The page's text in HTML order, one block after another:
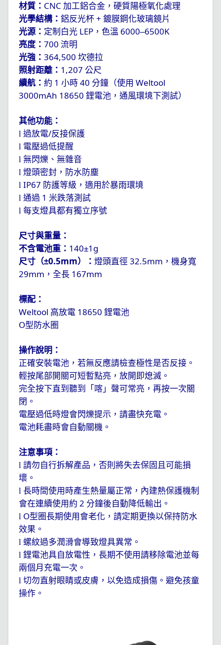
材質： CNC加工鋁合金，硬質陽極氧化處理
光學結構：鋁反光杯 +鍍膜鋼化玻璃鏡片
光源： 定制白光 LEP ，色溫 6000–6500K
亮度：700流明
光強：364,500坎德拉
照射距離： 1,207公尺
續航：約 1小時 40分鐘（使用 Weltool
3000mAh 18650鋰電池，通風環境下測試）
其他功能：
l 過放電/反接保護
l 電壓過低提醒
l 無閃爍、無雜音
l 燈頭密封，防水防塵
l IP67 防護等級，適用於暴雨環境
l 通過 1 米跌落測試
l 每支燈具都有獨立序號
尺寸與重量：
不含電池重： 140±1g
尺寸（±0.5mm）：燈頭直徑 32.5mm ，機身寬
29mm ，全長 167mm
標配：
Weltool 高放電 18650鋰電池
O型防水圈
操作說明：
正確安裝電池，若無反應請檢查極性是否反接。
輕按尾部開關可短暫點亮，放開即熄滅。
完全按下直到聽到「喀」聲可常亮，再按一次關
閉。
電壓過低時燈會閃爍提示，請盡快充電。
電池耗盡時會自動關機。
注意事項：
l 請勿自行拆解產品，否則將失去保固且可能損
壞。
l 長時間使用時產生熱量屬正常，內建熱保護機制
會在連續使用約 2分鐘後自動降低輸出。
l O型圈長期使用會老化，請定期更換以保持防水
效果。
l 螺紋過多潤滑會導致燈具異常。
l 鋰電池具自放電性，長期不使用請移除電池並每
兩個月充電一次。
l 切勿直射眼睛或皮膚，以免造成損傷。避免孩童
操作。